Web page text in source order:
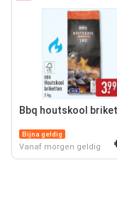
Bbq houtskool
Bijna geldig
Vanaf morgen geldig